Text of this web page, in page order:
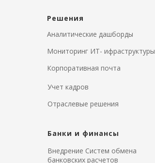
Банки и финансы
Отраслевые решения
Внедрение Систем обмена
банковских расчетов
Решения
Аналитические дашборды
Мониторинг ИТ- ифраструктуры
Корпоративная почта
Учет кадров